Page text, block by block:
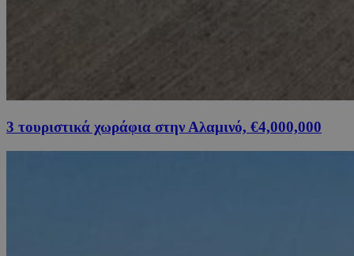
3 τουριστικά χωράφια στην Αλαμινό, €4,000,000